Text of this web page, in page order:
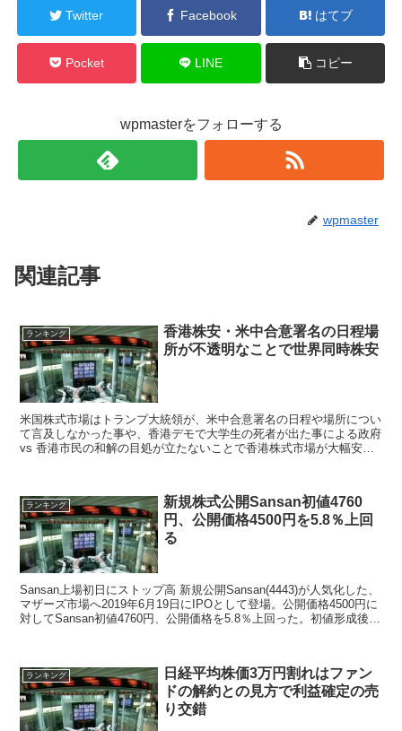
Twitter Facebook はてブ
Pocket LINE コピー
wpmasterをフォローする
wpmaster
関連記事
ランキング
香港株安・米中合意署名の日程場
所が不透明なことで世界同時株安
米国株式市場はトランプ大統領が、米中合意署名の日程や場所につい
て言及しなかった事や、香港デモで大学生の死者が出た事による政府
vs 香港市民の和解の目処が立たないことで香港株式市場が大幅安と
ランキング
新規株式公開Sansan初値4760
円、公開価格4500円を5.8％上回
る
Sansan上場初日にストップ高 新規公開Sansan(4443)が人気化した、
マザーズ市場へ2019年6月19日にIPOとして登場。公開価格4500円に
対してSansan初値4760円、公開価格を5.8％上回った。初値形成後も
ランキング
日経平均株価3万円割れはファン
ドの解約との見方で利益確定の売
り交錯